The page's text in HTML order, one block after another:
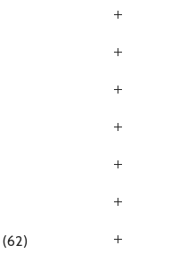
(62)